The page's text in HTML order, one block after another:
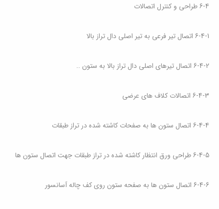
6-4 طراحی و کنترل اتصالات
6-4-1 اتصال تیر فرعی به تیر اصلی دال تراز بالا
6-4-2 اتصال تیرهای اصلی دال تراز بالا به ستون ..
6-4-3 اتصالات کلاف های عرضی
6-4-4 اتصال ستون ها به صفحات کاشته شده در تراز طبقات
6-4-5 طراحی ورق انتظار کاشته شده در تراز طبقات جهت اتصال ستون ها
6-4-6 اتصال ستون ها به صفحه ستون روی کف چاله آسانسور